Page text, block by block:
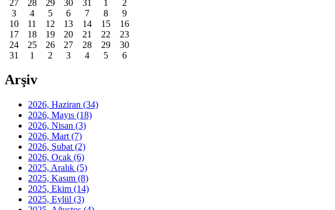
27
28 29 30 31 1
2
3
4 5 6 7 8
9
10
11 12 13 14 15
16
17
18 19 20 21 22
23
24
25 26 27 28 29
30
31
1 2 3 4 5 6
Arşiv
2026, Haziran (34)
2026, Mayıs (18)
2026, Nisan (3)
2026, Mart (7)
2026, Şubat (2)
2026, Ocak (6)
2025, Aralık (5)
2025, Kasım (8)
2025, Ekim (14)
2025, Eylül (3)